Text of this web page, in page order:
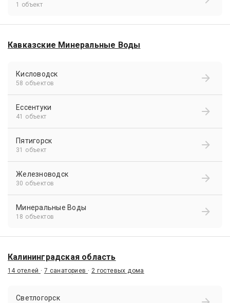
1 объект
Кавказские Минеральные Воды
Кисловодск
58 объектов
Ессентуки
41 объект
Пятигорск
31 объект
Железноводск
30 объектов
Минеральные Воды
18 объектов
Калининградская область
14 отелей · 7 санаториев · 2 гостевых дома
Светлогорск